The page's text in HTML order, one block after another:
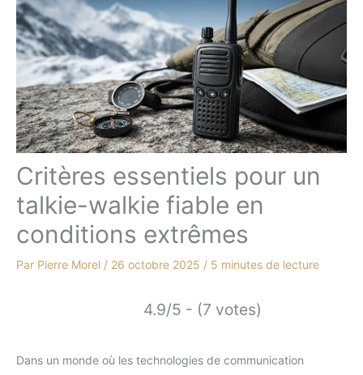
Critères essentiels pour un
talkie-walkie fiable en
conditions extrêmes
Par Pierre Morel / 26 octobre 2025 / 5 minutes de lecture
4.9/5 - (7 votes)
Dans un monde où les technologies de communication